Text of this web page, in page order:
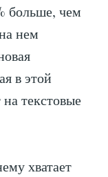
больше, чем
нем
в этой
текстовые
хватает